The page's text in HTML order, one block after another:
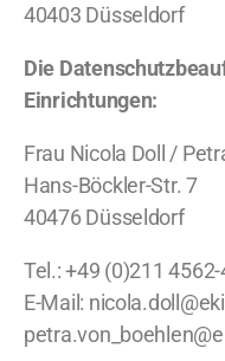
40403 Düsseldorf
Die
Einrichtungen:
Frau Nicola Doll /
Hans-Böckler-Str. 7
40476 Düsseldorf
Tel.: +49 (0)211
E-Mail: